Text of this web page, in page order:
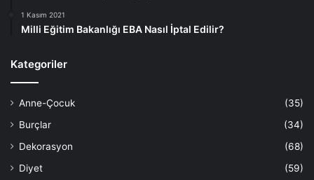
1 Kasım 2021
Milli Eğitim Bakanlığı EBA Nasıl İptal Edilir?
Kategoriler
Anne-Çocuk
(35)
Burçlar
(34)
Dekorasyon
(68)
Diyet
(59)